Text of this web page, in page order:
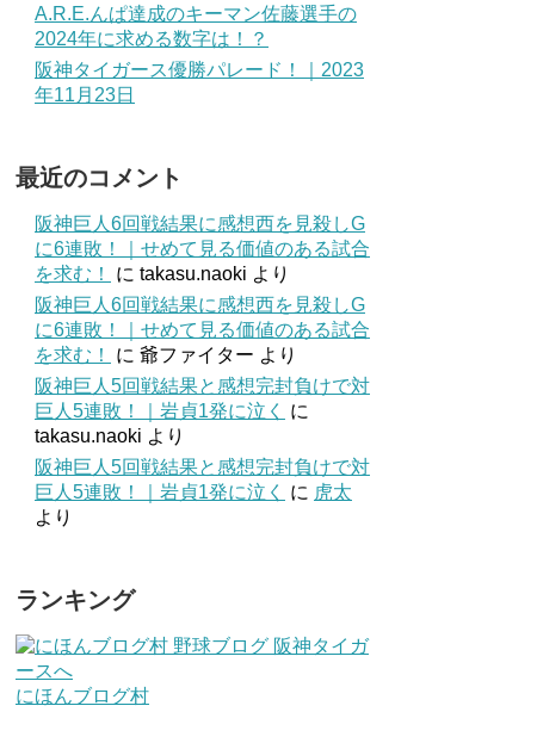
A.R.E.んぱ達成のキーマン佐藤選手の
2024年に求める数字は！？
阪神タイガース優勝パレード！｜2023
年11月23日
最近のコメント
阪神巨人6回戦結果に感想西を見殺しG
に6連敗！｜せめて見る価値のある試合
を求む！
に takasu.naoki より
阪神巨人6回戦結果に感想西を見殺しG
に6連敗！｜せめて見る価値のある試合
を求む！
に 爺ファイター より
阪神巨人5回戦結果と感想完封負けで対
巨人5連敗！｜岩貞1発に泣く
に
takasu.naoki より
阪神巨人5回戦結果と感想完封負けで対
巨人5連敗！｜岩貞1発に泣く
に 虎太
より
ランキング
にほんブログ村